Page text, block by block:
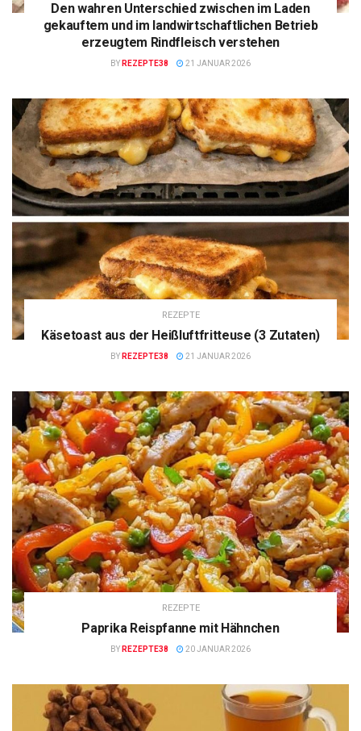
Den wahren Unterschied zwischen im Laden
gekauftem und im landwirtschaftlichen Betrieb
erzeugtem Rindfleisch verstehen
BY REZEPTE38 21 JANUAR 2026
REZEPTE
Käsetoast aus der Heißluftfritteuse (3 Zutaten)
BY REZEPTE38 21 JANUAR 2026
REZEPTE
Paprika Reispfanne mit Hähnchen
BY REZEPTE38 20 JANUAR 2026